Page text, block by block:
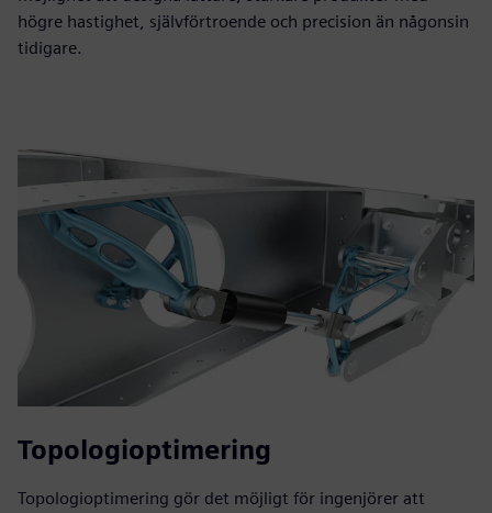
högre hastighet, självförtroende och precision än någonsin
tidigare.
Topologioptimering
Topologioptimering gör det möjligt för ingenjörer att